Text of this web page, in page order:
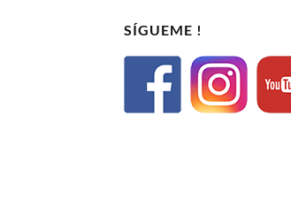
SÍGUEME !